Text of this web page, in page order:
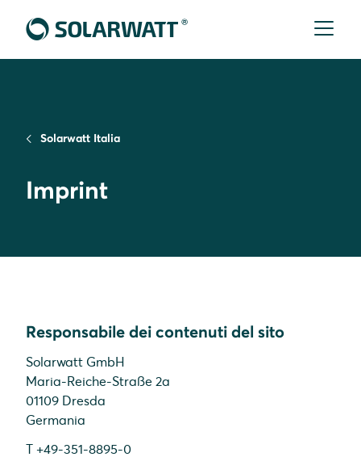
Solarwatt Italia
Imprint
Responsabile dei contenuti del sito
Solarwatt GmbH
Maria-Reiche-Straße 2a
01109 Dresda
Germania
T +49-351-8895-0